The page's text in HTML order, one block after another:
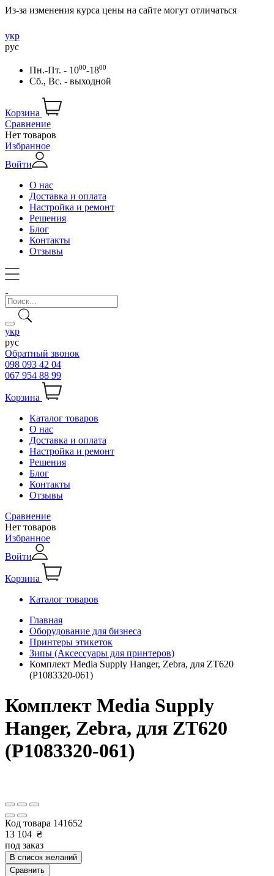
Из-за изменения курса цены на сайте могут отличаться
укр
рус
Пн.-Пт. - 1000-1800
Сб., Вс. - выходной
Корзина
Сравнение
Нет товаров
Избранное
Войти
О нас
Доставка и оплата
Настройка и ремонт
Решения
Блог
Контакты
Отзывы
укр
рус
Обратный звонок
098 093 42 04
067 954 88 99
Корзина
Каталог товаров
О нас
Доставка и оплата
Настройка и ремонт
Решения
Блог
Контакты
Отзывы
Сравнение
Нет товаров
Избранное
Войти
Корзина
Каталог товаров
Главная
Оборудование для бизнеса
Принтеры этикеток
Зипы (Аксессуары для принтеров)
Комплект Media Supply Hanger, Zebra, для ZT620
(P1083320-061)
Комплект Media Supply
Hanger, Zebra, для ZT620
(P1083320-061)
Код товара 141652
13 104 ₴
под заказ
В список желаний
Сравнить